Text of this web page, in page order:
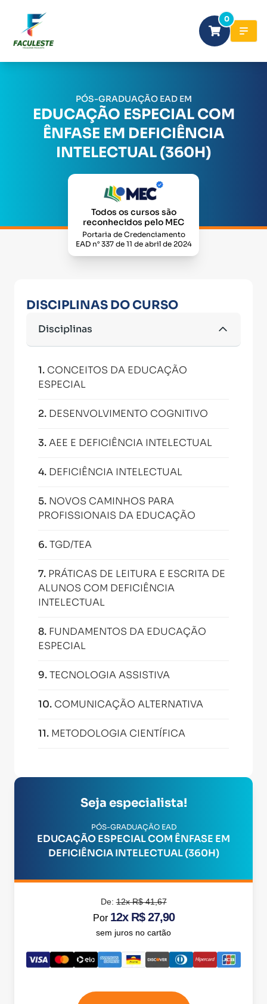
0
PÓS-GRADUAÇÃO EAD EM
EDUCAÇÃO ESPECIAL COM
ÊNFASE EM DEFICIÊNCIA
INTELECTUAL (360H)
Todos os cursos são
reconhecidos pelo MEC
Portaria de Credenciamento
EAD n° 337 de 11 de abril de 2024
DISCIPLINAS DO CURSO
Disciplinas
1. CONCEITOS DA EDUCAÇÃO
ESPECIAL
2. DESENVOLVIMENTO COGNITIVO
3.AEE E DEFICIÊNCIA INTELECTUAL
4. DEFICIÊNCIA INTELECTUAL
5. NOVOS CAMINHOS PARA
PROFISSIONAIS DA EDUCAÇÃO
6.TGD/TEA
7. PRÁTICAS DE LEITURA E ESCRITA DE
ALUNOS COM DEFICIÊNCIA
INTELECTUAL
8. FUNDAMENTOS DA EDUCAÇÃO
ESPECIAL
9.TECNOLOGIA ASSISTIVA
10. COMUNICAÇÃO ALTERNATIVA
11. METODOLOGIA CIENTÍFICA
Seja especialista!
PÓS-GRADUAÇÃO EAD
EDUCAÇÃO ESPECIAL COM ÊNFASE EM
DEFICIÊNCIA INTELECTUAL (360H)
De:12x R$ 41,67
Por 12x R$ 27,90
sem juros no cartão